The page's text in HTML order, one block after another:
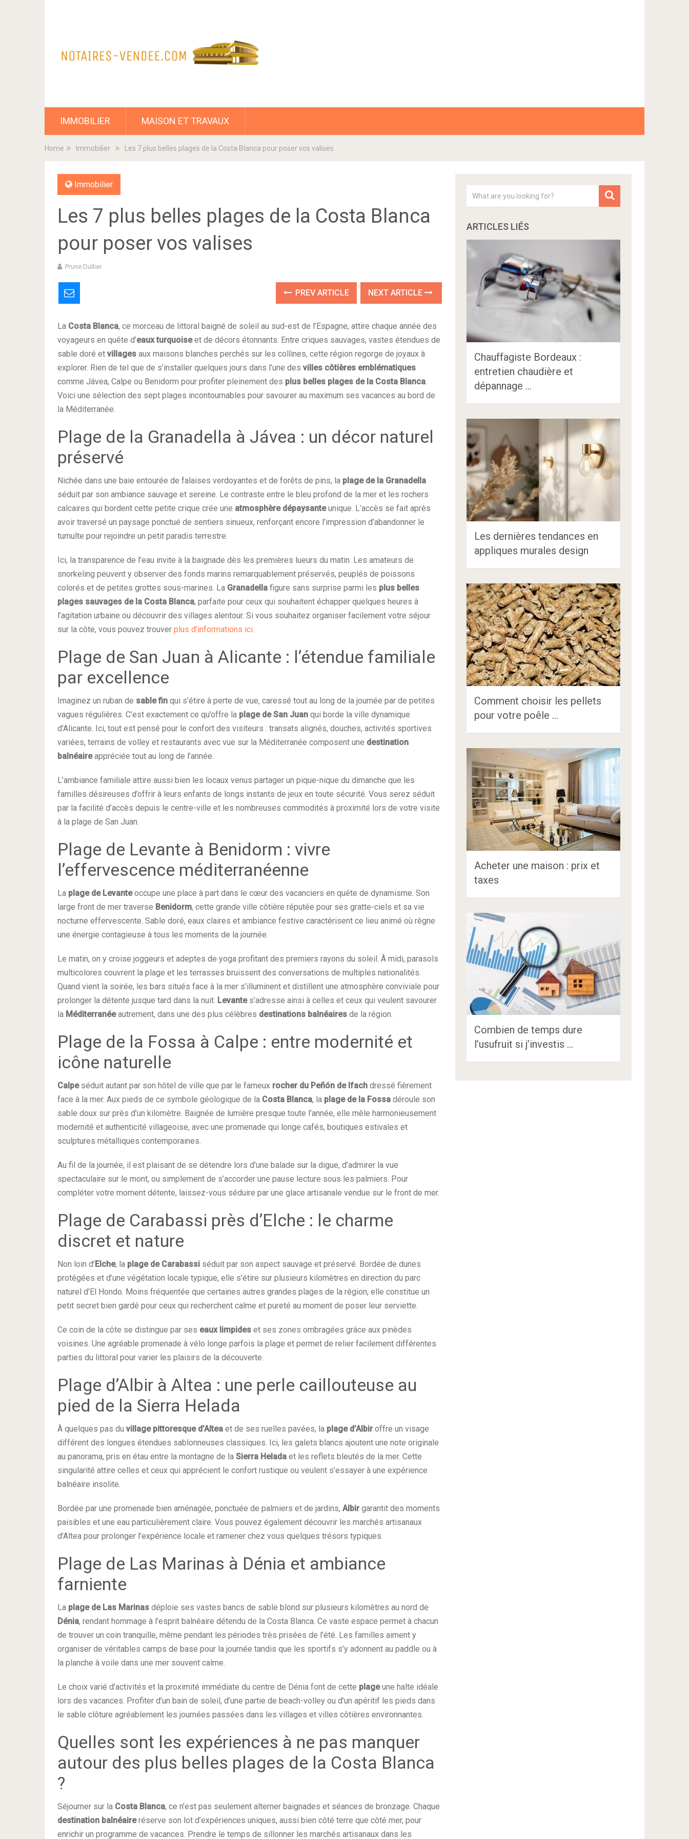
IMMOBILIER MAISON ET TRAVAUX
Home Immobilier Les 7 plus belles plages de la Costa Blanca pour poser vos valises
Immobilier
Les 7 plus belles plages de la Costa Blanca
pour poser vos valises
Prune Dullier
PREV ARTICLE NEXT ARTICLE
La Costa Blanca, ce morceau de littoral baigné de soleil au sud-est de l’Espagne, attire chaque année des
voyageurs en quête d’eaux turquoiseet de décors étonnants. Entre criques sauvages, vastes étendues de
sable doré et villages aux maisons blanches perchés sur les collines, cette région regorge de joyaux à
explorer. Rien de tel que de s’installer quelques jours dans l’une des villes côtières emblématiques
comme Jávea, Calpe ou Benidorm pour profiter pleinement des plus belles plages de la Costa Blanca.
Voici une sélection des sept plages incontournables pour savourer au maximum ses vacances au bord de
la Méditerranée.
Plage de la Granadella à Jávea : un décor naturel
préservé
Nichée dans une baie entourée de falaises verdoyantes et de forêts de pins, la plage de la Granadella
séduit par son ambiance sauvage et sereine. Le contraste entre le bleu profond de la mer et les rochers
calcaires qui bordent cette petite crique crée une atmosphère dépaysanteunique. L’accès se fait après
avoir traversé un paysage ponctué de sentiers sinueux, renforçant encore l’impression d’abandonner le
tumulte pour rejoindre un petit paradis terrestre.
Ici, la transparence de l’eau invite à la baignade dès les premières lueurs du matin. Les amateurs de
snorkeling peuvent y observer des fonds marins remarquablement préservés, peuplés de poissons
colorés et de petites grottes sous-marines. La Granadella figure sans surprise parmi les plus belles
plages sauvages de la Costa Blanca, parfaite pour ceux qui souhaitent échapper quelques heures à
l’agitation urbaine ou découvrir des villages alentour. Si vous souhaitez organiser facilement votre séjour
sur la côte, vous pouvez trouver plus d’informations ici.
Plage de San Juan à Alicante : l’étendue familiale
par excellence
Imaginez un ruban de sable fin qui s’étire à perte de vue, caressé tout au long de la journée par de petites
vagues régulières. C’est exactement ce qu’offre la plage de San Juan qui borde la ville dynamique
d’Alicante. Ici, tout est pensé pour le confort des visiteurs : transats alignés, douches, activités sportives
variées, terrains de volley et restaurants avec vue sur la Méditerranée composent une destination
balnéaireappréciée tout au long de l’année.
L’ambiance familiale attire aussi bien les locaux venus partager un pique-nique du dimanche que les
familles désireuses d’offrir à leurs enfants de longs instants de jeux en toute sécurité. Vous serez séduit
par la facilité d’accès depuis le centre-ville et les nombreuses commodités à proximité lors de votre visite
à la plage de San Juan.
Plage de Levante à Benidorm : vivre
l’effervescence méditerranéenne
La plage de Levanteoccupe une place à part dans le cœur des vacanciers en quête de dynamisme. Son
large front de mer traverse Benidorm, cette grande ville côtière réputée pour ses gratte-ciels et sa vie
nocturne effervescente. Sable doré, eaux claires et ambiance festive caractérisent ce lieu animé où règne
une énergie contagieuse à tous les moments de la journée.
Le matin, on y croise joggeurs et adeptes de yoga profitant des premiers rayons du soleil. À midi, parasols
multicolores couvrent la plage et les terrasses bruissent des conversations de multiples nationalités.
Quand vient la soirée, les bars situés face à la mer s’illuminent et distillent une atmosphère conviviale pour
prolonger la détente jusque tard dans la nuit. Levantes’adresse ainsi à celles et ceux qui veulent savourer
la Méditerranéeautrement, dans une des plus célèbres destinations balnéaires de la région.
Plage de la Fossa à Calpe : entre modernité et
icône naturelle
Calpeséduit autant par son hôtel de ville que par le fameux rocher du Peñón de Ifach dressé fièrement
face à la mer. Aux pieds de ce symbole géologique de la Costa Blanca, la plage de la Fossa déroule son
sable doux sur près d’un kilomètre. Baignée de lumière presque toute l’année, elle mêle harmonieusement
modernité et authenticité villageoise, avec une promenade qui longe cafés, boutiques estivales et
sculptures métalliques contemporaines.
Au fil de la journée, il est plaisant de se détendre lors d’une balade sur la digue, d’admirer la vue
spectaculaire sur le mont, ou simplement de s’accorder une pause lecture sous les palmiers. Pour
compléter votre moment détente, laissez-vous séduire par une glace artisanale vendue sur le front de mer.
Plage de Carabassi près d’Elche : le charme
discret et nature
Non loin d’Elche, la plage de Carabassi séduit par son aspect sauvage et préservé. Bordée de dunes
protégées et d’une végétation locale typique, elle s’étire sur plusieurs kilomètres en direction du parc
naturel d’El Hondo. Moins fréquentée que certaines autres grandes plages de la région, elle constitue un
petit secret bien gardé pour ceux qui recherchent calme et pureté au moment de poser leur serviette.
Ce coin de la côte se distingue par ses eaux limpides et ses zones ombragées grâce aux pinèdes
voisines. Une agréable promenade à vélo longe parfois la plage et permet de relier facilement différentes
parties du littoral pour varier les plaisirs de la découverte.
Plage d’Albir à Altea : une perle caillouteuse au
pied de la Sierra Helada
À quelques pas du village pittoresque d’Altea et de ses ruelles pavées, la plage d’Albir offre un visage
différent des longues étendues sablonneuses classiques. Ici, les galets blancs ajoutent une note originale
au panorama, pris en étau entre la montagne de la Sierra Helada et les reflets bleutés de la mer. Cette
singularité attire celles et ceux qui apprécient le confort rustique ou veulent s’essayer à une expérience
balnéaire insolite.
Bordée par une promenade bien aménagée, ponctuée de palmiers et de jardins, Albir garantit des moments
paisibles et une eau particulièrement claire. Vous pouvez également découvrir les marchés artisanaux
d’Altea pour prolonger l’expérience locale et ramener chez vous quelques trésors typiques.
Plage de Las Marinas à Dénia et ambiance
farniente
La plage de Las Marinas déploie ses vastes bancs de sable blond sur plusieurs kilomètres au nord de
Dénia, rendant hommage à l’esprit balnéaire détendu de la Costa Blanca. Ce vaste espace permet à chacun
de trouver un coin tranquille, même pendant les périodes très prisées de l’été. Les familles aiment y
organiser de véritables camps de base pour la journée tandis que les sportifs s’y adonnent au paddle ou à
la planche à voile dans une mer souvent calme.
Le choix varié d’activités et la proximité immédiate du centre de Dénia font de cette plageune halte idéale
lors des vacances. Profiter d’un bain de soleil, d’une partie de beach-volley ou d’un apéritif les pieds dans
le sable clôture agréablement les journées passées dans les villages et villes côtières environnantes.
Quelles sont les expériences à ne pas manquer
autour des plus belles plages de la Costa Blanca
?
Séjourner sur la Costa Blanca, ce n’est pas seulement alterner baignades et séances de bronzage. Chaque
destination balnéaireréserve son lot d’expériences uniques, aussi bien côté terre que côté mer, pour
enrichir un programme de vacances. Prendre le temps de sillonner les marchés artisanaux dans les
ARTICLES LIÉS
Chauffagiste Bordeaux :
entretien chaudière et
dépannage …
Les dernières tendances en
appliques murales design
Comment choisir les pellets
pour votre poêle …
Acheter une maison : prix et
taxes
Combien de temps dure
l’usufruit si j’investis …